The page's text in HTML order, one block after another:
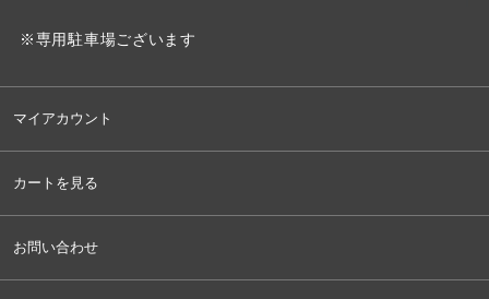
※専用駐車場ございます
マイアカウント
カートを見る
お問い合わせ